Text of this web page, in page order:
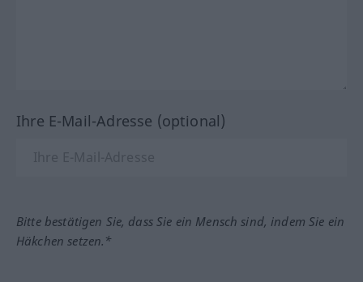
Ihre E-Mail-Adresse (optional)
Bitte bestätigen Sie, dass Sie ein Mensch sind, indem Sie ein
Häkchen setzen.*